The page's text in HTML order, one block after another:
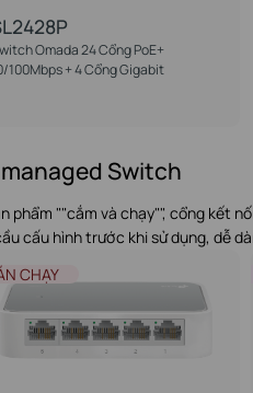
Omada 24 Cổng PoE+
100Mbps + 4 Cổng Gigabit
Switch
phẩm ""cắm và chạy"", cổng kết
cấu hình trước khi sử dụng, dễ
CHẠY